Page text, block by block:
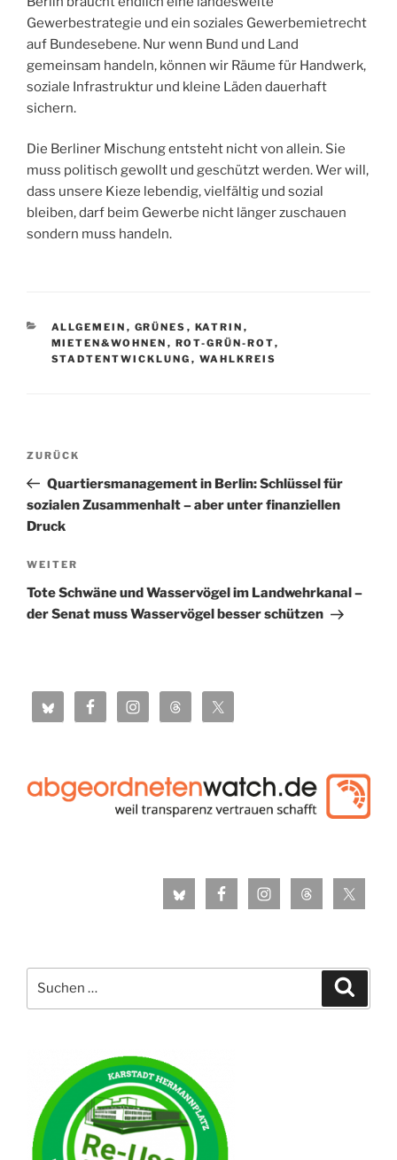
Gewerbestrategie und ein soziales Gewerbemietrecht
auf Bundesebene. Nur wenn Bund und Land
gemeinsam handeln, können wir Räume für Handwerk,
soziale Infrastruktur und kleine Läden dauerhaft
sichern.
Die Berliner Mischung entsteht nicht von allein. Sie
muss politisch gewollt und geschützt werden. Wer will,
dass unsere Kieze lebendig, vielfältig und sozial
bleiben, darf beim Gewerbe nicht länger zuschauen
sondern muss handeln.
KATEGORIEN
ALLGEMEIN , GRÜNES , KATRIN ,
MIETEN&WOHNEN , ROT-GRÜN-ROT,
STADTENTWICKLUNG , WAHLKREIS
Beitragsnavigation
Vorheriger
Beitrag
ZURÜCK
Quartiersmanagement in Berlin: Schlüssel für
sozialen Zusammenhalt – aber unter finanziellen
Druck
Nächster
Beitrag
WEITER
Tote Schwäne und Wasservögel im Landwehrkanal –
der Senat muss Wasservögel besser schützen
nach: